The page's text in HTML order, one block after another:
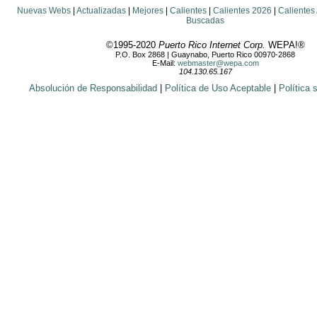
Nuevas Webs| Actualizadas| Mejores| Calientes| Calientes 2026
Calientes
Buscadas
©1995-2020 Puerto Rico Internet Corp. WEPA!®
P.O. Box 2868 | Guaynabo, Puerto Rico 00970-2868
E-Mail: webmaster@wepa.com
104.130.65.167
Absolución de Responsabilidad Política de Uso Aceptable Política